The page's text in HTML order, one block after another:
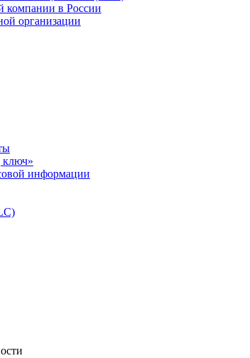
компании в России
организации
ключ»
информации